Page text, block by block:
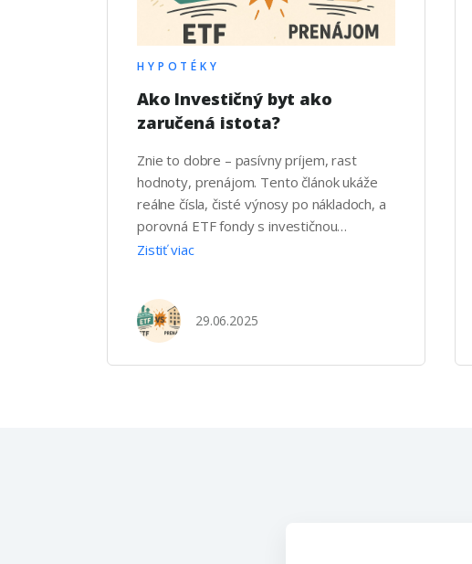
HYPOTÉKY
Ako Investičný byt ako
zaručená istota?
Znie to dobre – pasívny príjem, rast
hodnoty, prenájom. Tento článok ukáže
reálne čísla, čisté výnosy po nákladoch, a
porovná ETF fondy s investičnou
nehnuteľnosťou. Fakty, ktoré ti môžu
ročný scenár (2025 → 2055) 1 ·
Východiskové parametre Oblasť Vstup
Zistiť viac
29.06.2025